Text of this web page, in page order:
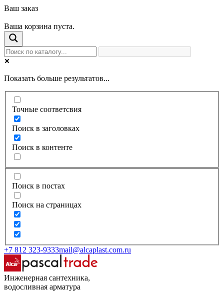
Ваш заказ
Ваша корзина пуста.
Показать больше результатов...
Точные соответсвия
Поиск в заголовках
Поиск в контенте
Поиск в постах
Поиск на страницах
+7 812 323-9333mail@alcaplast.com.ru
Инженерная сантехника,
водосливная арматура